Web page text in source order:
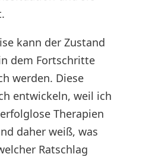
kann der Zustand
dem Fortschritte
werden. Diese
entwickeln, weil ich
Therapien
daher weiß, was
Ratschlag